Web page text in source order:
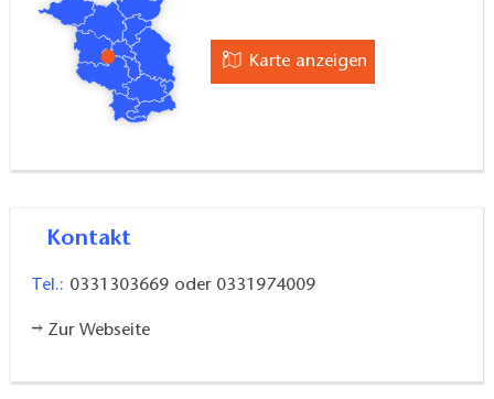
Karte anzeigen
Kontakt
Tel.: 0331303669 oder 0331974009
Zur Webseite